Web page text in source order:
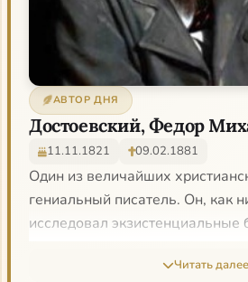
АВТОР ДНЯ
Достоевский, Федор
11.11.1821 09.02.1881
Один из величайших
гениальный писатель. Он, как
исследовал экзистенциальные
другой, сумел показать, что и
Читать далее